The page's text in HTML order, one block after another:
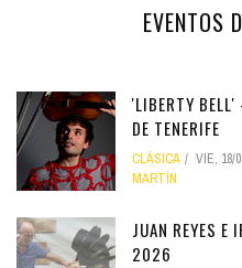
EVENTOS
'LIBERTY
DE TENERIFE
CLÁSICA VIE, 18/
MARTÍN
JUAN REYES E
2026